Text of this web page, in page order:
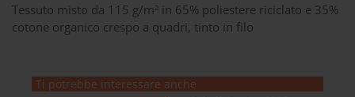
Tessuto misto da 115 g/m² in 65% poliestere riciclato e 35%
cotone organico crespo a quadri, tinto in filo
Ti potrebbe interessare anche